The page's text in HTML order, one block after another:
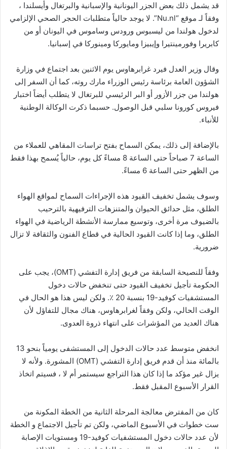
قد يشمل ذلك بعض الجزر اليونانية والإسبانية والبرتغال وأيسلندا ،
وفقاً لـ موقع “Nu.nl”. لا يوجد حالياً متطلبات الحجر الصحي الإلزامي
لدخول هولندا من ليسبوس ورودس وساموس في اليونان أو من
كابريرا وفورمينتيرا وإيبيزا ومايوركا ومينوركا في إسبانيا.
وقال وزير العدل فيرد غرابرهاوس يوم الاثنين بعد اجتماع في وزارة
الشؤون العامة برئاسة رئيس الوزراء مارك روته، كما أن السفر إلى
هولندا من جزر الأزور أو البر الرئيسي للبرتغال لا يتطلب أيضاً اختبار
فيروس كورونا سلبي قبل الوصول. حسبما ذكرت الوكالة الوطنية
للأنباء.
بالإضافة إلى ذلك، يمكن السماح بفتح تراسات المقاهي للعملاء من
الساعة 7 صباحاً حتى الساعة 8 مساءً كل يوم، حالياً يُسمح بهذا فقط
من الظهر حتى الساعة 6 مساءً.
وسوف يشمل تخفيف القيود هذه الإجراءات السماح لمواقع الهواء
الطلق، مثل حدائق الحيوان والمتنزهات الترفيهية بالترحيب
بالضيوف مرة أخرى، وتوسيع ممارسة الأنشطة الرياضية في الهواء
الطلق، وما إذا كانت القيود الحالية في قطاع الفنون والثقافة لا تزال
ضرورية.
وفقاً للنصيحة السابقة من فريق إدارة التفشي (OMT)، يجب على
الحكومة تأجيل تخفيف القيود حتى تنخفض حالات دخول
المستشفيات كوفيد-19 بنسبة 20 ٪. ولكن ليس هذا هو الحال في
الوقت الحالي، ولكن وفقاً لغرابرهاوس، هناك مجال للتفاؤل لأن
هناك العديد من المؤشرات على انتهاء ذروة العدوى.
انخفض متوسط ​​عدد حالات الدخول إلى المستشفى يومياً بنحو 13
بالمائة منذ أن قدم فريق إدارة التفشي (OMT) المشورة. ولأنه لا
يزال غير مؤكد ما إذا كان هذا التراجع سيستمر أم لا ، فسيتم اتخاذ
القرار الأسبوع المقبل فقط.
كان من المفترض معالجة المرحلة الثانية من الخطة المكونة من
ست خطوات في الأسبوع الماضي، ولكن تم تأجيل الاجتماع و الخطة
لأن عدد حالات دخول المستشفيات كوفيد-19 ومستويات الإصابة